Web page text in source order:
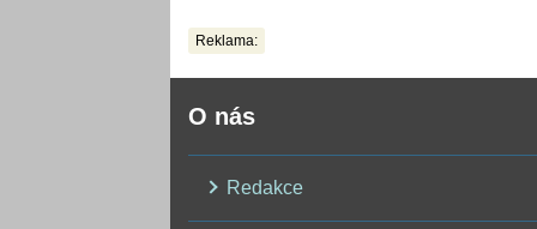
Reklama:
O nás
Redakce